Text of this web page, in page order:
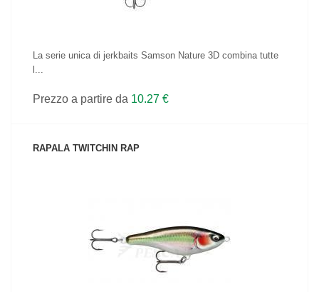
La serie unica di jerkbaits Samson Nature 3D combina tutte
l...
Prezzo a partire da 10.27 €
RAPALA TWITCHIN RAP